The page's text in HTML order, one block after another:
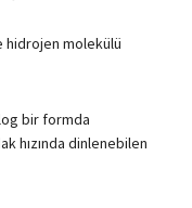
hidrojen molekülü
bir formda
hızında dinlenebilen